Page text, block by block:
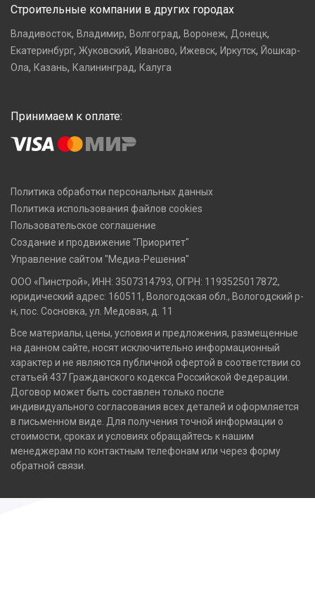
Строительные компании в других городах
Владивосток, Владимир, Волгоград, Воронеж, Донецк,
Екатеринбург, Жуковский, Иваново, Ижевск, Иркутск, Йошкар-
Ола, Казань, Калининград, Калуга
Принимаем к оплате:
Политика обработки персональных данных
Политика использования файлов cookies
Пользовательское соглашение
Создание и продвижение "Приоритет"
Управление сайтом "Медиа-Решения"
ООО «Пинстрой», ИНН: 3507314793, ОГРН: 1193525017872,
юридический адрес: 160511, Вологодская обл., Вологодский р-
н, пос. Сосновка, ул. Медовая, д. 11
Все материалы, цены, условия и предложения, размещенные
на данном сайте, носят исключительно информационный
характер и не являются публичной офертой в соответствии со
статьей 437 Гражданского кодекса Российской Федерации.
Договор может быть составлен только после
индивидуального согласования всех деталей и оформляется
в письменном виде. Для получения точной информации о
стоимости, сроках и условиях обращайтесь к нашим
менеджерам по контактным телефонам или через форму
обратной связи.